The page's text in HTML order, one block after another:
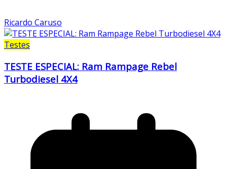
Ricardo Caruso
Testes
TESTE ESPECIAL: Ram Rampage Rebel
Turbodiesel 4X4